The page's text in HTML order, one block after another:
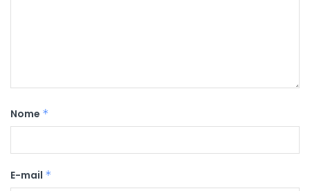
Nome *
E-mail *